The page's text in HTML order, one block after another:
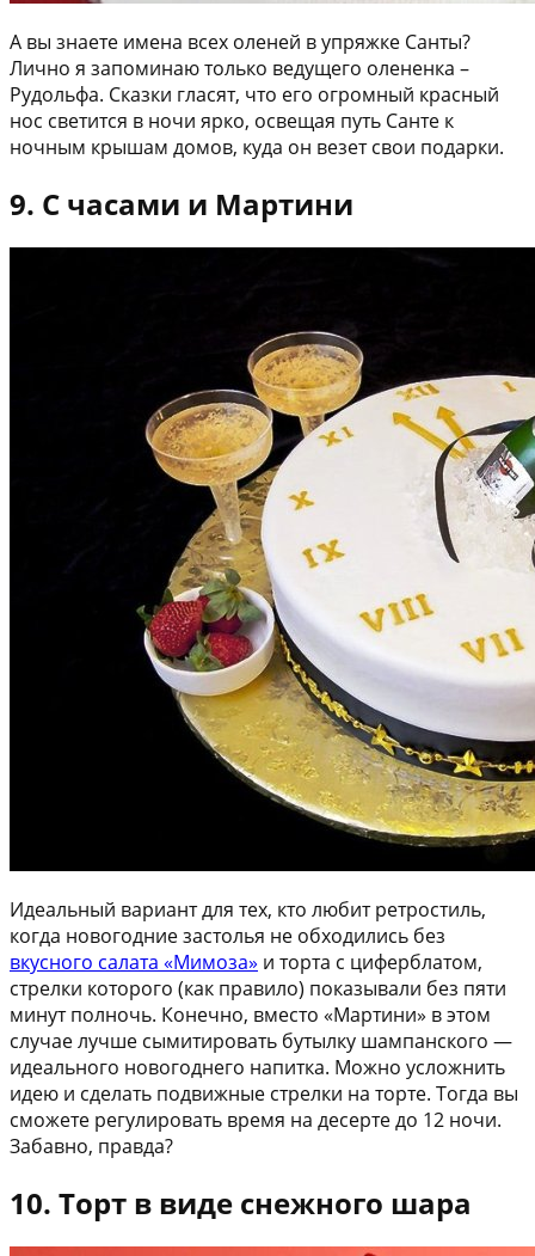
А вы знаете имена всех оленей в упряжке Санты?
Лично я запоминаю только ведущего олененка –
Рудольфа. Сказки гласят, что его огромный красный
нос светится в ночи ярко, освещая путь Санте к
ночным крышам домов, куда он везет свои подарки.
9. С часами и Мартини
Идеальный вариант для тех, кто любит ретростиль,
когда новогодние застолья не обходились без
вкусного салата «Мимоза» и торта с циферблатом,
стрелки которого (как правило) показывали без пяти
минут полночь. Конечно, вместо «Мартини» в этом
случае лучше сымитировать бутылку шампанского —
идеального новогоднего напитка. Можно усложнить
идею и сделать подвижные стрелки на торте. Тогда вы
сможете регулировать время на десерте до 12 ночи.
Забавно, правда?
10. Торт в виде снежного шара